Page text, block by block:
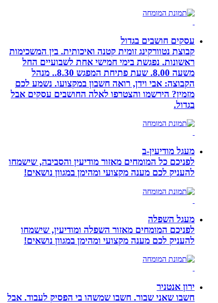
עסקים חושבים בגדול
קבוצת נטוורקינג זומית קטנה ואיכותית. בין המשכימות
ראשונות. נפגשת בימי חמישי אחת לשבועיים החל
משעה 8.00. שעת פתיחת המפגש 8.30.. מנהל
הקבוצה: אבי וידן, רואה חשבון במקצועו. נשמע לכם
מזמין? הירשמו והצטרפו לאלה החושבים עסקים אבל
בגדול.
מעגל מודיעין-ב
לפניכם כל המומחים מאזור מודיעין והסביבה, שישמחו
להעניק לכם מענה מקצועי ומהימן במגוון נושאים!
מעגל השפלה
לפניכם המומחים מאזור השפלה ומודיעין, שישמחו
להעניק לכם מענה מקצועי ומהימן במגוון נושאים!
ירון אנטניר
חשבו שאני שבור. חשבו שמשהו בי הפסיק לעבוד. אבל